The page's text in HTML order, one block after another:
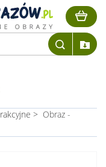
> Obraz -